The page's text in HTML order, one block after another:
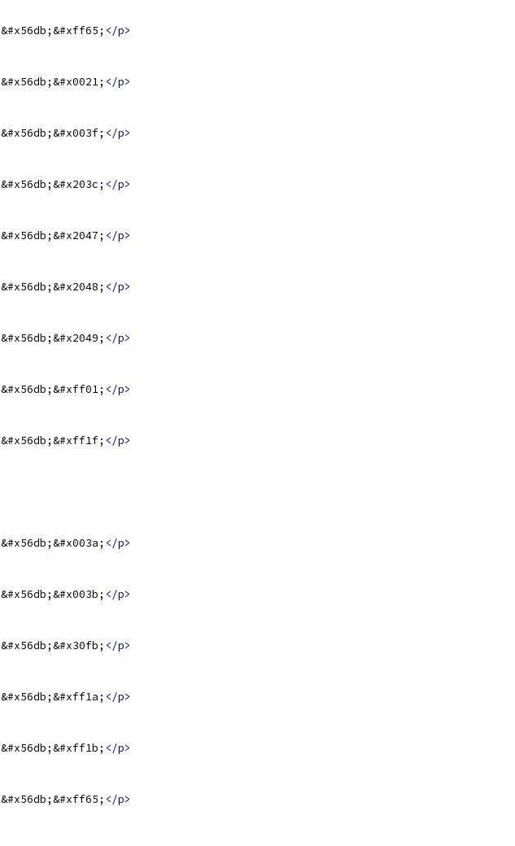
&#x56db;&#xff65; </p>
&#x56db;&#x0021; </p>
&#x56db;&#x003f; </p>
&#x56db;&#x203c; </p>
&#x56db;&#x2047; </p>
&#x56db;&#x2048; </p>
&#x56db;&#x2049; </p>
&#x56db;&#xff01; </p>
&#x56db;&#xff1f; </p>
&#x56db;&#x003a; </p>
&#x56db;&#x003b; </p>
&#x56db;&#x30fb; </p>
&#x56db;&#xff1a; </p>
&#x56db;&#xff1b; </p>
&#x56db;&#xff65; </p>